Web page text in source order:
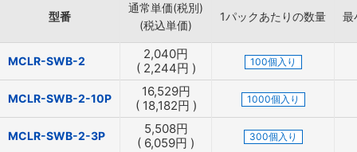
型番
通常単価(税別)
(税込単価)
1パックあたりの数量 最
MCLR-SWB-2 2,040円
( 2,244円 ) 100個入り
MCLR-SWB-2-10P 16,529円
( 18,182円 ) 1000個入り
MCLR-SWB-2-3P 5,508円
( 6,059円 ) 300個入り